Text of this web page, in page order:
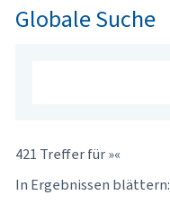
Globale Suche
421 Treffer für »«
In Ergebnissen blättern: